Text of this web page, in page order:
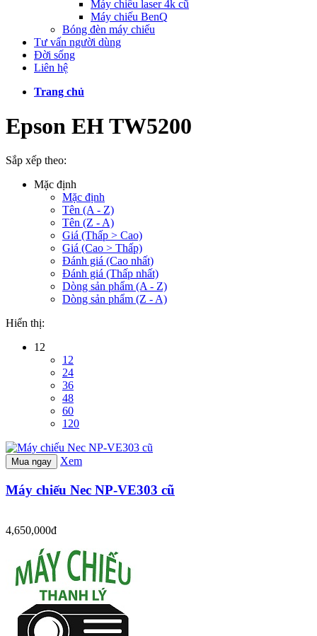
Máy chiếu laser 4k cũ
Máy chiếu BenQ
Bóng đèn máy chiếu
Tư vấn người dùng
Đời sống
Liên hệ
Trang chủ
Epson EH TW5200
Sắp xếp theo:
Mặc định
Mặc định
Tên (A - Z)
Tên (Z - A)
Giá (Thấp > Cao)
Giá (Cao > Thấp)
Đánh giá (Cao nhất)
Đánh giá (Thấp nhất)
Dòng sản phẩm (A - Z)
Dòng sản phẩm (Z - A)
Hiển thị:
12
12
24
36
48
60
120
Mua ngay Xem
Máy chiếu Nec NP-VE303 cũ
4,650,000đ